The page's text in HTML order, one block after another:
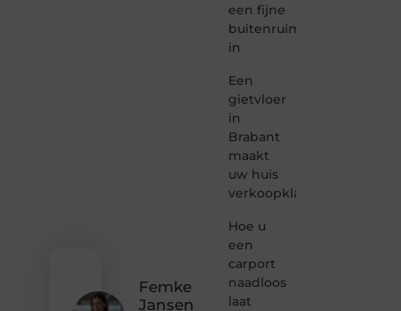
Femke
Jansen
een fijne
buitenruimte
in
Een
gietvloer
in
Brabant
maakt
uw huis
verkoopklaar
Hoe u
een
carport
naadloos
laat